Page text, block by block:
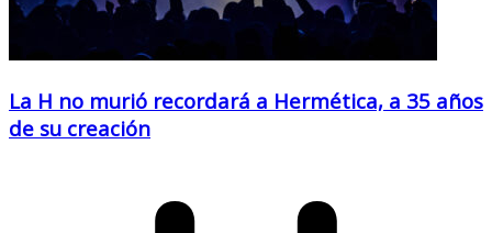
La H no murió recordará a Hermética, a 35 años
de su creación